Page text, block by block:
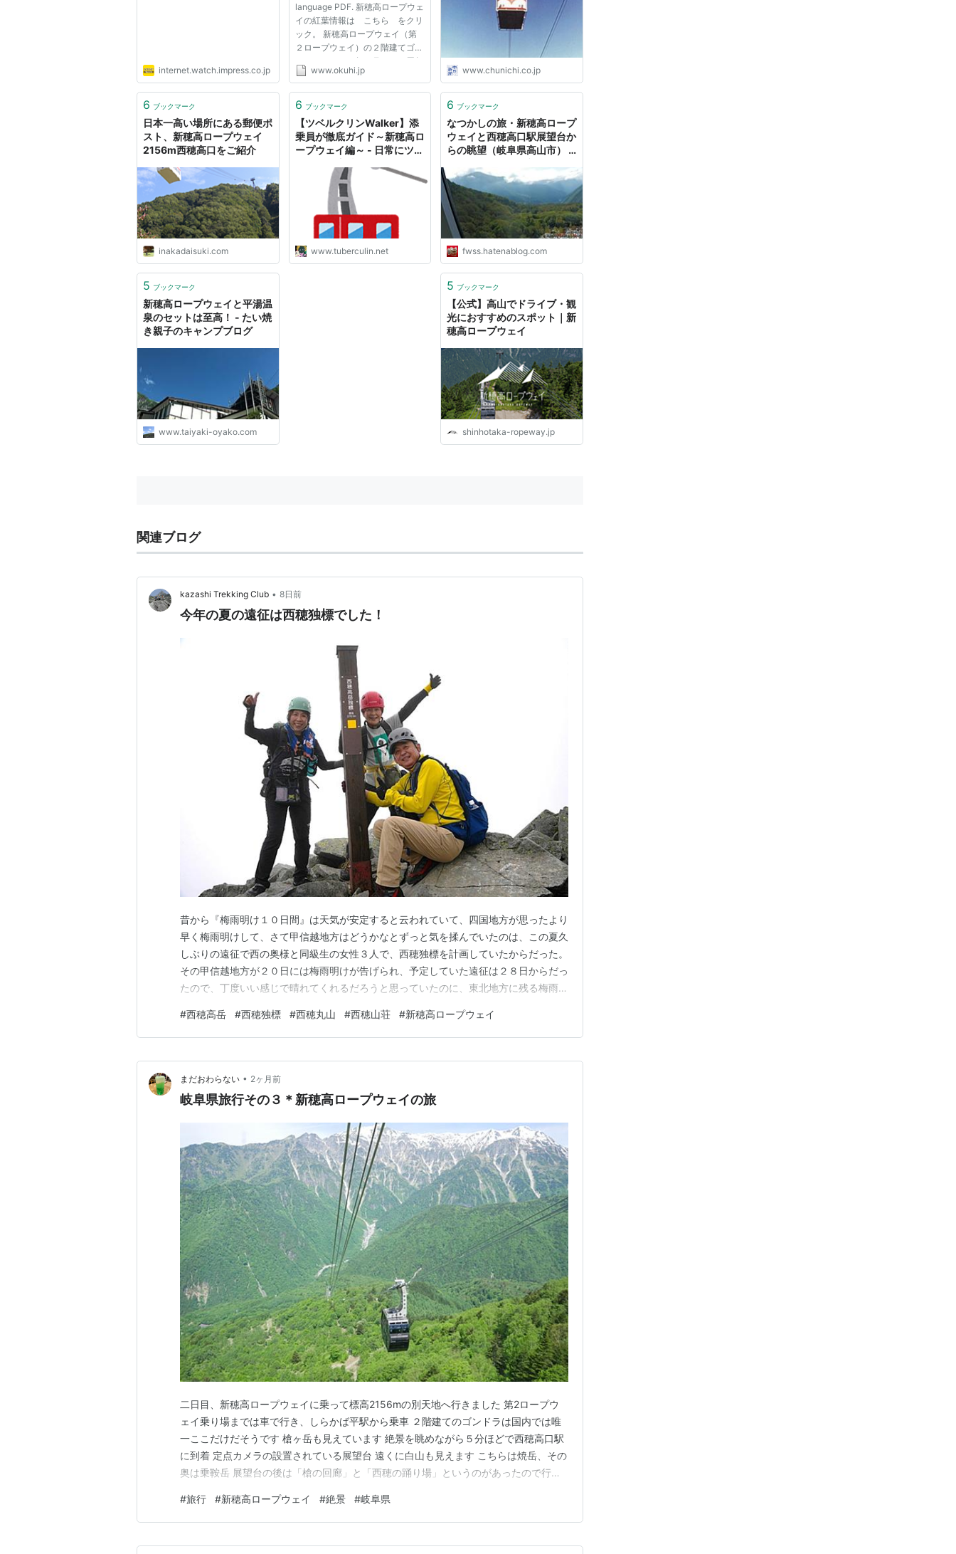
internet.watch.impress.co.jp
language PDF. 新穂高ロープウェ
イの紅葉情報は こちら をクリ
ック。 新穂高ロープウェイ（第
２ロープウェイ）の２階建てゴン
ドラは２００８年７月で１０周年
マイカーでもお得な「まるごとバ
の人気イベント「きのこの会」開
www.okuhi.jp www.chunichi.co.jp
6 ブックマーク
日本一高い場所にある郵便ポ
スト、新穂高ロープウェイ
2156m西穂高口をご紹介
inakadaisuki.com
6 ブックマーク
【ツベルクリンWalker】添
乗員が徹底ガイド～新穂高ロ
ープウェイ編～ - 日常にツベ
www.tuberculin.net
6 ブックマーク
なつかしの旅・新穂高ロープ
ウェイと西穂高口駅展望台か
らの眺望（岐阜県高山市） -
fwss.hatenablog.com
5 ブックマーク
新穂高ロープウェイと平湯温
泉のセットは至高！ - たい焼
き親子のキャンプブログ
www.taiyaki-oyako.com
5 ブックマーク
【公式】高山でドライブ・観
光におすすめのスポット｜新
穂高ロープウェイ
shinhotaka-ropeway.jp
関連ブログ
kazashi Trekking Club • 8日前
今年の夏の遠征は西穂独標でした！
昔から『梅雨明け１０日間』は天気が安定すると云われていて、四国地方が思ったより
早く梅雨明けして、さて甲信越地方はどうかなとずっと気を揉んでいたのは、この夏久
しぶりの遠征で西の奥様と同級生の女性３人で、西穂独標を計画していたからだった。
その甲信越地方が２０日には梅雨明けが告げられ、予定していた遠征は２８日からだっ
たので、丁度いい感じで晴れてくれるだろうと思っていたのに、東北地方に残る梅雨前
しまっていた。 それでも何とか晴れてくれるのをテルテル坊主に祈りながら出かけて
みたが、前入りの２８日の高山市内は雨。登山日の今日…
#西穂高岳 #西穂独標 #西穂丸山 #西穂山荘 #新穂高ロープウェイ
まだおわらない • 2ヶ月前
岐阜県旅行その３＊新穂高ロープウェイの旅
二日目、新穂高ロープウェイに乗って標高2156mの別天地へ行きました 第2ロープウ
ェイ乗り場までは車で行き、しらかば平駅から乗車 ２階建てのゴンドラは国内では唯
一ここだけだそうです 槍ヶ岳も見えています 絶景を眺めながら５分ほどで西穂高口駅
に到着 定点カメラの設置されている展望台 遠くに白山も見えます こちらは焼岳、その
奥は乗鞍岳 展望台の後は「槍の回廊」と「西穂の踊り場」というのがあったので行っ
望台よりもよく見えました 意外とこちらに来る人は少なくて最高でした 左手前に見え
る三角ベンチに座って、この絶景と澄ん…
#旅行 #新穂高ロープウェイ #絶景 #岐阜県